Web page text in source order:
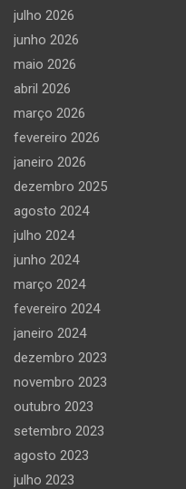
julho 2026
junho 2026
maio 2026
abril 2026
março 2026
fevereiro 2026
janeiro 2026
dezembro 2025
agosto 2024
julho 2024
junho 2024
março 2024
fevereiro 2024
janeiro 2024
dezembro 2023
novembro 2023
outubro 2023
setembro 2023
agosto 2023
julho 2023